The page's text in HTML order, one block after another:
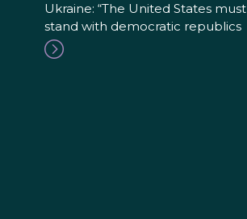
Ukraine: “The United States must
stand with democratic republics